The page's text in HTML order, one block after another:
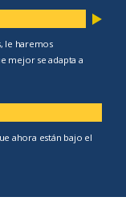
le haremos
mejor se adapta a
ahora están bajo el